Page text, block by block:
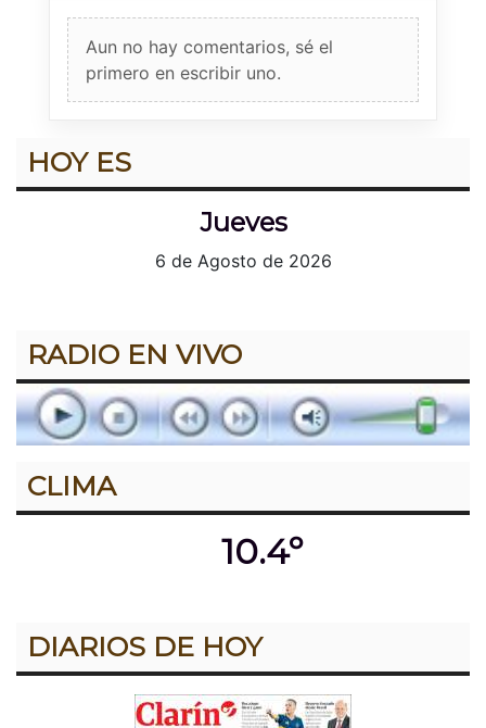
Aun no hay comentarios, sé el
primero en escribir uno.
HOY ES
Jueves
6 de Agosto de 2026
RADIO EN VIVO
CLIMA
10.4º
DIARIOS DE HOY